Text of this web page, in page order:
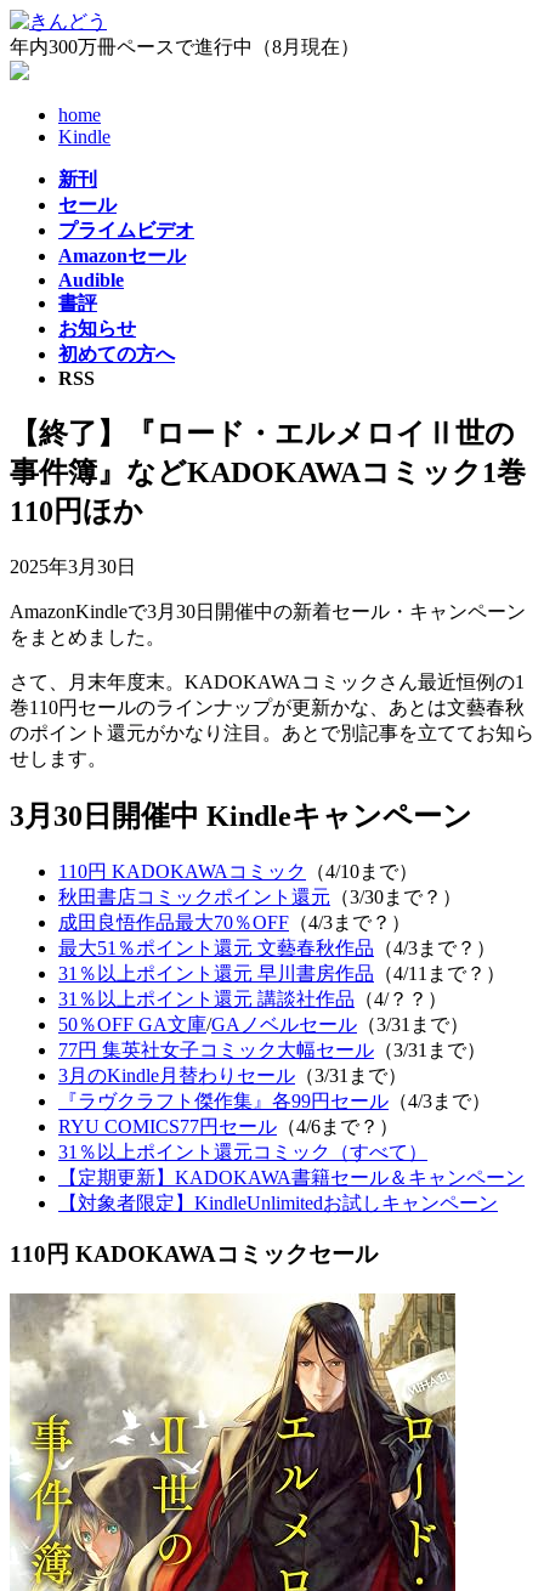
コ
ン
テ
ナ
ビ
ゲ
年内300万冊ペースで進行中（8月現在）
home
Kindle
新刊
セール
プライムビデオ
Amazonセール
Audible
書評
お知らせ
初めての方へ
RSS
【終了】『ロード・エルメロイⅡ世の
事件簿』などKADOKAWAコミック1巻
110円ほか
2025年3月30日
AmazonKindleで3月30日開催中の新着セール・キャンペーン
をまとめました。
さて、月末年度末。KADOKAWAコミックさん最近恒例の1
巻110円セールのラインナップが更新かな、あとは文藝春秋
のポイント還元がかなり注目。あとで別記事を立ててお知ら
せします。
3月30日開催中 Kindleキャンペーン
110円 KADOKAWAコミック
（4/10まで）
秋田書店コミックポイント還元 （3/30まで？）
成田良悟作品最大70％OFF （4/3まで？）
最大51％ポイント還元 文藝春秋作品 （4/3まで？）
31％以上ポイント還元 早川書房作品 （4/11まで？）
31％以上ポイント還元 講談社作品 （4/？？）
50％OFF GA文庫/GAノベルセール （3/31まで）
77円 集英社女子コミック大幅セール （3/31まで）
3月のKindle月替わりセール （3/31まで）
『ラヴクラフト傑作集』各99円セール （4/3まで）
RYU COMICS77円セール （4/6まで？）
31％以上ポイント還元コミック（すべて）
【定期更新】KADOKAWA書籍セール＆キャンペーン
【対象者限定】KindleUnlimitedお試しキャンペーン
110円 KADOKAWAコミックセール